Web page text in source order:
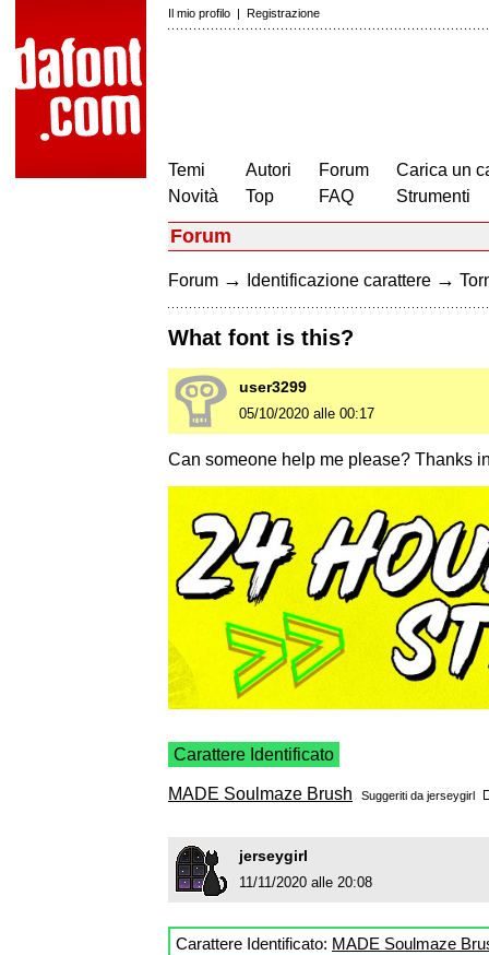
Il mio profilo | Registrazione
Temi
Novità
Autori
Top
Forum
FAQ
Carica un
Strumenti
Forum
Forum → Identificazione carattere →
What font is this?
user3299
05/10/2020 alle 00:17
Can someone help me please? Thanks
Carattere Identificato
MADE Soulmaze Brush Suggeriti da jerseygirl
jerseygirl
11/11/2020 alle 20:08
Carattere Identificato: MADE Soulmaze